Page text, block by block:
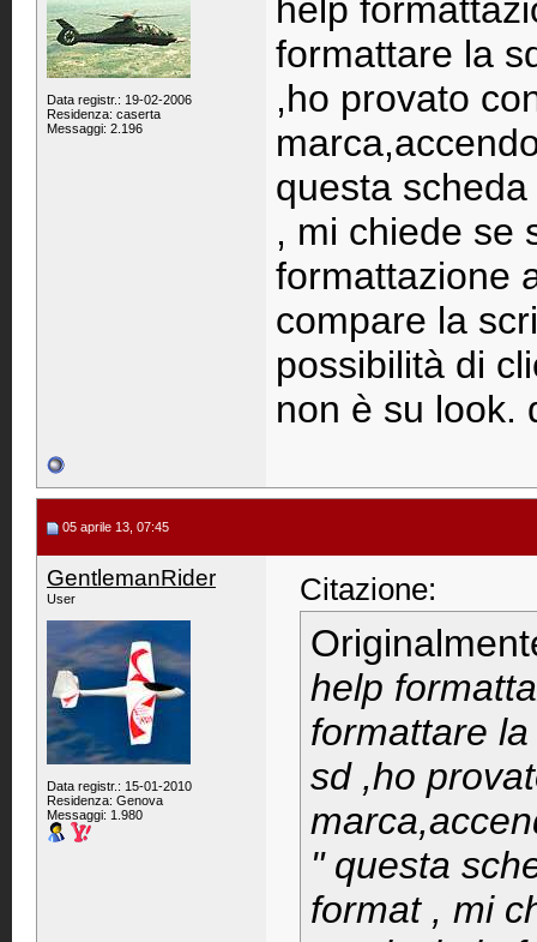
Data registr.: 19-02-2006
Residenza: caserta
Messaggi: 2.196
help
formattare la
,ho provato
questa
, mi chiede se
formattazione
compare la
possibilità di
non è su look.
05 aprile 13, 07:45
GentlemanRider
User
Data registr.: 15-01-2010
Residenza: Genova
Messaggi: 1.980
Citazione:
help
formattare
sd ,ho
" questa
format , mi